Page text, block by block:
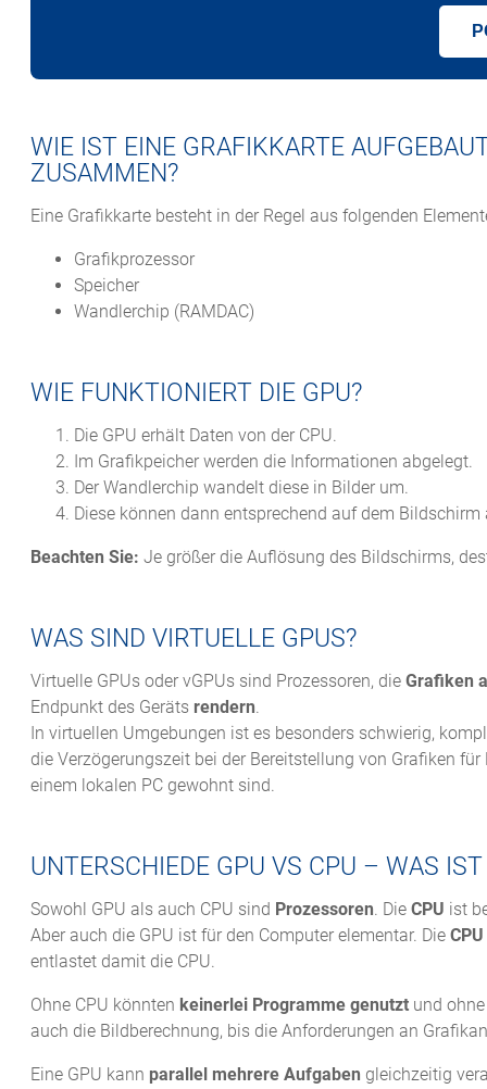
WIE IST EINE GRAFIKKARTE
ZUSAMMEN?
Eine Grafikkarte besteht in der Regel aus folgenden
Grafikprozessor
Speicher
Wandlerchip (RAMDAC)
WIE FUNKTIONIERT DIE GPU?
Die GPU erhält Daten von der CPU.
Im Grafikpeicher werden die Informationen abgelegt.
Der Wandlerchip wandelt diese in Bilder um.
Diese können dann entsprechend auf dem Bildschirm
Beachten Sie: Je größer die Auflösung des Bildschirms,
WAS SIND VIRTUELLE GPUS?
Virtuelle GPUs oder vGPUs sind Prozessoren, die Grafiken
Endpunkt des Geräts rendern.
In virtuellen Umgebungen ist es besonders schwierig,
die Verzögerungszeit bei der Bereitstellung von Grafiken
einem lokalen PC gewohnt sind.
UNTERSCHIEDE GPU VS CPU – WAS
Sowohl GPU als auch CPU sind Prozessoren. Die CPU ist
Aber auch die GPU ist für den Computer elementar. Die
entlastet damit die CPU.
Ohne CPU könnten keinerlei Programme genutzt und
auch die Bildberechnung, bis die Anforderungen an
Eine GPU kann parallel mehrere Aufgaben gleichzeitig